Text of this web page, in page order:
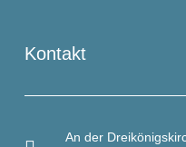
Kontakt
An der